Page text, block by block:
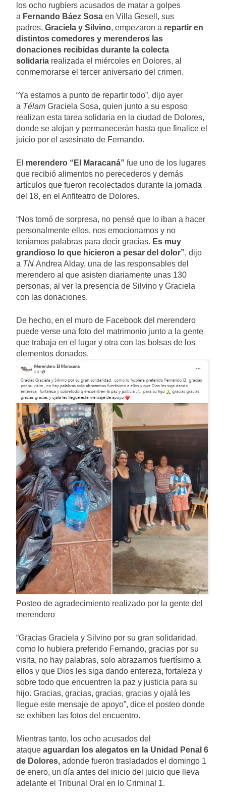
los ocho rugbiers acusados de matar a golpes
a Fernando Báez Sosa en Villa Gesell, sus
padres, Graciela y Silvino, empezaron a repartir en
distintos comedores y merenderos las
donaciones recibidas durante la colecta
solidaria realizada el miércoles en Dolores, al
conmemorarse el tercer aniversario del crimen.
“Ya estamos a punto de repartir todo”, dijo ayer
a Télam Graciela Sosa, quien junto a su esposo
realizan esta tarea solidaria en la ciudad de Dolores,
donde se alojan y permanecerán hasta que finalice el
juicio por el asesinato de Fernando.
El merendero “El Maracaná” fue uno de los lugares
que recibió alimentos no perecederos y demás
artículos que fueron recolectados durante la jornada
del 18, en el Anfiteatro de Dolores.
“Nos tomó de sorpresa, no pensé que lo iban a hacer
personalmente ellos, nos emocionamos y no
teníamos palabras para decir gracias. Es muy
grandioso lo que hicieron a pesar del dolor”, dijo
a TN Andrea Alday, una de las responsables del
merendero al que asisten diariamente unas 130
personas, al ver la presencia de Silvino y Graciela
con las donaciones.
De hecho, en el muro de Facebook del merendero
puede verse una foto del matrimonio junto a la gente
que trabaja en el lugar y otra con las bolsas de los
elementos donados.
Posteo de agradecimiento realizado por la gente del
merendero
“Gracias Graciela y Silvino por su gran solidaridad,
como lo hubiera preferido Fernando, gracias por su
visita, no hay palabras, solo abrazamos fuertísimo a
ellos y que Dios les siga dando entereza, fortaleza y
sobre todo que encuentren la paz y justicia para su
hijo. Gracias, gracias, gracias, gracias y ojalá les
llegue este mensaje de apoyo”, dice el posteo donde
se exhiben las fotos del encuentro.
Mientras tanto, los ocho acusados del
ataque aguardan los alegatos en la Unidad Penal 6
de Dolores, adonde fueron trasladados el domingo 1
de enero, un día antes del inicio del juicio que lleva
adelante el Tribunal Oral en lo Criminal 1.